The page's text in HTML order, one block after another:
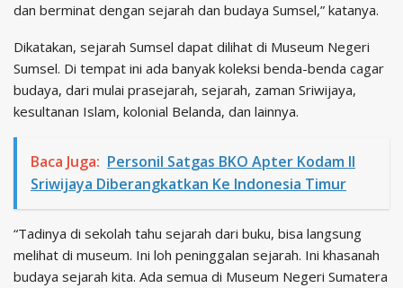
dan berminat dengan sejarah dan budaya Sumsel,” katanya.
Dikatakan, sejarah Sumsel dapat dilihat di Museum Negeri
Sumsel. Di tempat ini ada banyak koleksi benda-benda cagar
budaya, dari mulai prasejarah, sejarah, zaman Sriwijaya,
kesultanan Islam, kolonial Belanda, dan lainnya.
Baca Juga: Personil Satgas BKO Apter Kodam II
Sriwijaya Diberangkatkan Ke Indonesia Timur
“Tadinya di sekolah tahu sejarah dari buku, bisa langsung
melihat di museum. Ini loh peninggalan sejarah. Ini khasanah
budaya sejarah kita. Ada semua di Museum Negeri Sumatera